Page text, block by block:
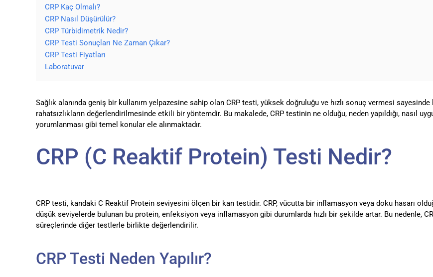
CRP Kaç Olmalı?
CRP Nasıl Düşürülür?
CRP Türbidimetrik Nedir?
CRP Testi Sonuçları Ne Zaman Çıkar?
CRP Testi Fiyatları
Laboratuvar
Sağlık alanında geniş bir kullanım yelpazesine sahip olan CRP testi, yüksek doğruluğu ve hızlı sonuç vermesi
rahatsızlıkların değerlendirilmesinde etkili bir yöntemdir. Bu makalede, CRP testinin ne olduğu, neden yapıldığı, nasıl
yorumlanması gibi temel konular ele alınmaktadır.
CRP (C Reaktif Protein) Testi Nedir?
CRP testi, kandaki C Reaktif Protein seviyesini ölçen bir kan testidir. CRP, vücutta bir inflamasyon veya doku hasarı
düşük seviyelerde bulunan bu protein, enfeksiyon veya inflamasyon gibi durumlarda hızlı bir şekilde artar. Bu nedenle,
süreçlerinde diğer testlerle birlikte değerlendirilir.
CRP Testi Neden Yapılır?